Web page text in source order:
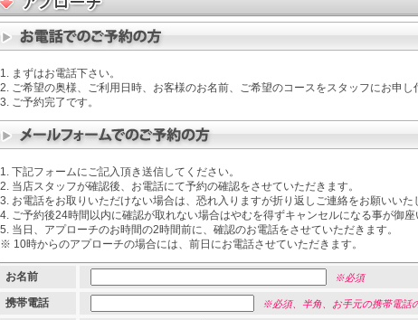
まずはお電話下さい。
ご希望の奥様、ご利用日時、お客様のお名前、ご希望のコースをスタッフにお申し
ご予約完了です。
下記フォームにご記入頂き送信してください。
当店スタッフが確認後、お電話にて予約の確認をさせていただきます。
お電話をお取りいただけない場合は、恐れ入りますが折り返しご連絡をお願いいた
ご予約後24時間以内に確認が取れない場合はやむを得ずキャンセルになる事が御座
当日、アプローチのお時間の2時間前に、確認のお電話をさせていただきます。
※ 10時からのアプローチの場合には、前日にお電話させていただきます。
お名前 ※必須
携帯電話 ※必須、半角、お手元の携帯電話